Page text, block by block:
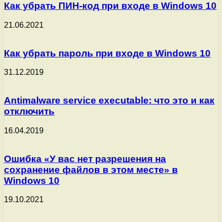
Как убрать ПИН-код при входе в Windows 10
21.06.2021
Как убрать пароль при входе в Windows 10
31.12.2019
Antimalware service executable: что это и как
отключить
16.04.2019
Ошибка «У вас нет разрешения на
сохранение файлов в этом месте» в
Windows 10
19.10.2021